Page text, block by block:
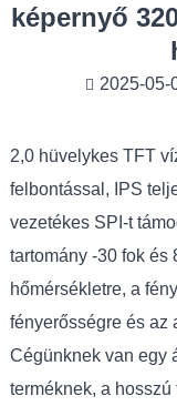
képernyő
2025-05-
2,0 hüvelykes TFT
felbontással, IPS
vezetékes SPI-t
tartomány -30 fok és
hőmérsékletre, a
fényerősségre és az
Cégünknek van egy
terméknek, a